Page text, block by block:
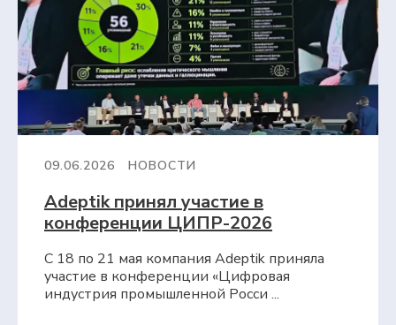
09.06.2026 НОВОСТИ
Adeptik принял участие в
конференции ЦИПР-2026
С 18 по 21 мая компания Adeptik приняла
участие в конференции «Цифровая
индустрия промышленной Росси ...